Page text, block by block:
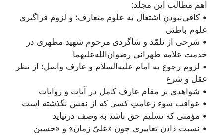
اهم مطالب این مجلد:
• کافی‌نبودنِ اشتغال به علوم متعارف؛ و لزوم فراگیری
علوم باطنی
• شرحی از تلمّذ و شاگردی مرحوم شهید مطهری در
خدمت علامه طهرانی رضوان‌الله‌علیهما
• لزوم رجوع به امام علیه‌السلام و عارف واصل؛ از نظر
عقل و شرع
• شواهدی بر مقام عارف کامل در آیات و روایات
• عواقب سوء زعامتِ کسی که از نفس نگذشته است
• مؤمنی که تسلیم حق باشد به وصف درنیاید
• نسبت دادن تعابیری چون «علیّ زمان» و «حسین